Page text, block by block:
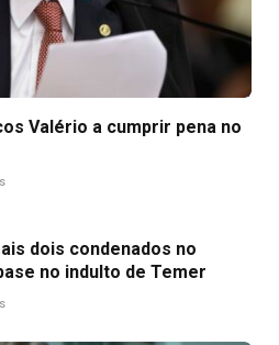
Valério a cumprir pena no
dois condenados no
no indulto de Temer